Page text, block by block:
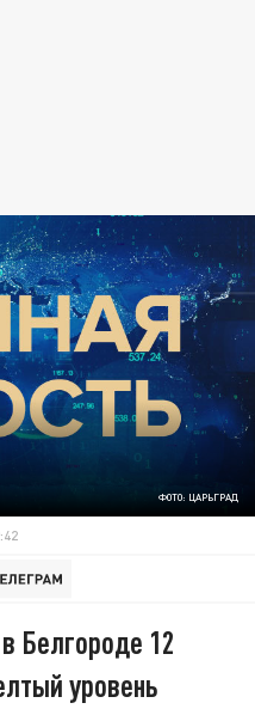
ФОТО: ЦАРЬГРАД
Белгороде 12
уровень